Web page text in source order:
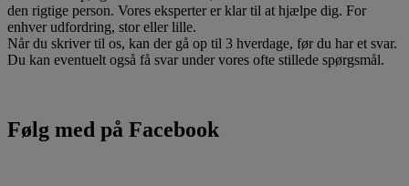
den rigtige person. Vores eksperter er klar til at hjælpe dig. For
enhver udfordring, stor eller lille.
Når du skriver til os, kan der gå op til 3 hverdage, før du har et svar.
Du kan eventuelt også få svar under vores ofte stillede spørgsmål.
Følg med på Facebook